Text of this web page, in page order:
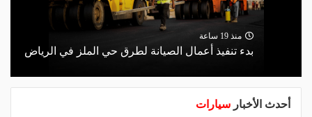
منذ 19 ساعة
بدء تنفيذ أعمال الصيانة لطرق حي الملز في الرياض
أحدث الأخبار سيارات